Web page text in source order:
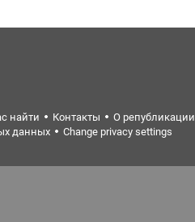
найти Контакты
О републикации
данных Change privacy settings